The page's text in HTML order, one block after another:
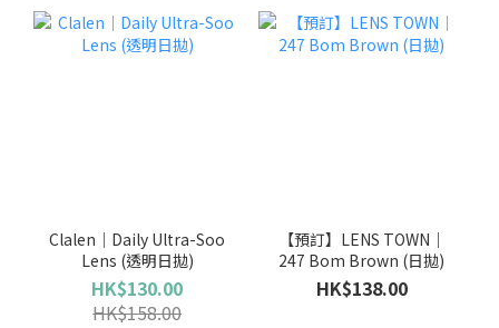
Clalen｜Daily Ultra-Soo
Lens (透明日拋)
HK$130.00
HK$158.00
【預訂】LENS TOWN｜
247 Bom Brown (日拋)
HK$138.00